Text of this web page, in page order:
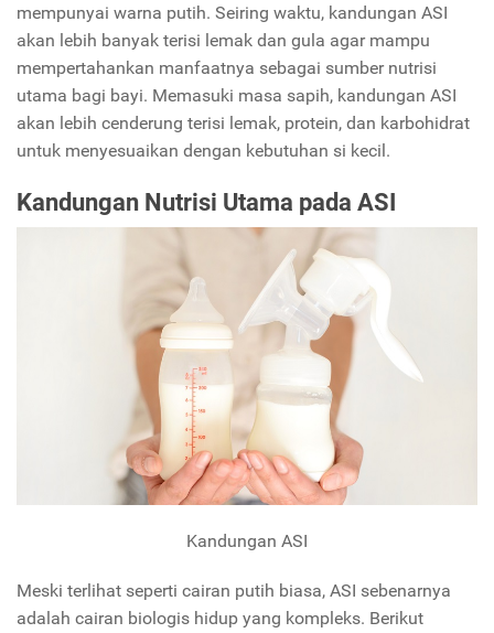
mempunyai warna putih. Seiring waktu, kandungan ASI
akan lebih banyak terisi lemak dan gula agar mampu
mempertahankan manfaatnya sebagai sumber nutrisi
utama bagi bayi. Memasuki masa sapih, kandungan ASI
akan lebih cenderung terisi lemak, protein, dan karbohidrat
untuk menyesuaikan dengan kebutuhan si kecil.
Kandungan Nutrisi Utama pada ASI
Kandungan ASI
Meski terlihat seperti cairan putih biasa, ASI sebenarnya
adalah cairan biologis hidup yang kompleks. Berikut